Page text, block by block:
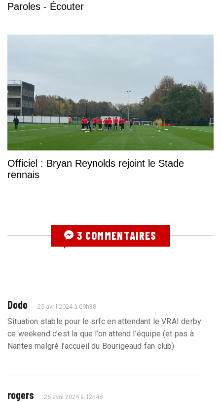
Paroles - Écouter
Officiel : Bryan Reynolds rejoint le Stade
rennais
3 COMMENTAIRES
Dodo 25 avril 2024 à 09h38
Situation stable pour le srfc en attendant le VRAI derby
ce weekend c’est la que l’on attend l’équipe (et pas à
Nantes malgré l’accueil du Bourigeaud fan club)
rogers 25 avril 2024 à 12h48